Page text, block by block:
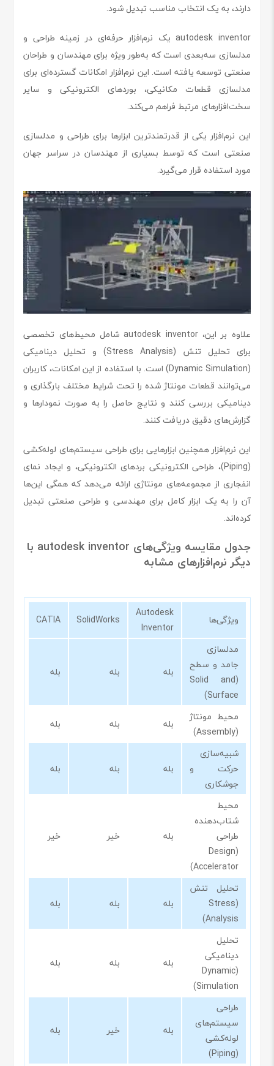
دارند، به یک انتخاب مناسب تبدیل شود.
autodesk inventor یک نرم‌افزار حرفه‌ای در زمینه طراحی و
مدلسازی سه‌بعدی است که به‌طور ویژه برای مهندسان و طراحان
صنعتی توسعه یافته است. این نرم‌افزار امکانات گسترده‌ای برای
مدلسازی قطعات مکانیکی، بوردهای الکترونیکی و سایر
سخت‌افزارهای مرتبط فراهم می‌کند.
این نرم‌افزار یکی از قدرتمندترین ابزارها برای طراحی و مدلسازی
صنعتی است که توسط بسیاری از مهندسان در سراسر جهان
مورد استفاده قرار می‌گیرد.
علاوه بر این، autodesk inventor شامل محیط‌های تخصصی
برای تحلیل تنش (Stress Analysis) و تحلیل دینامیکی
(Dynamic Simulation) است. با استفاده از این امکانات، کاربران
می‌توانند قطعات مونتاژ شده را تحت شرایط مختلف بارگذاری و
دینامیکی بررسی کنند و نتایج حاصل را به صورت نمودارها و
گزارش‌های دقیق دریافت کنند.
این نرم‌افزار همچنین ابزارهایی برای طراحی سیستم‌های لوله‌کشی
(Piping)، طراحی الکترونیکی بردهای الکترونیکی، و ایجاد نمای
انفجاری از مجموعه‌های مونتاژی ارائه می‌دهد که همگی این‌ها
آن را به یک ابزار کامل برای مهندسی و طراحی صنعتی تبدیل
کرده‌اند.
جدول مقایسه ویژگی‌های autodesk inventor با
دیگر نرم‌افزارهای مشابه
ویژگی‌ها
Autodesk
Inventor
SolidWorks
CATIA
مدلسازی
جامد و سطح
(Solid and
Surface)
بله بله بله
محیط مونتاژ
(Assembly)
بله بله
بله
شبیه‌سازی
حرکت و
جوشکاری
بله بله بله
محیط
شتاب‌دهنده
طراحی
(Design
Accelerator)
بله خیر خیر
تحلیل تنش
(Stress
Analysis)
بله بله بله
تحلیل
دینامیکی
(Dynamic
Simulation)
بله بله بله
طراحی
سیستم‌های
لوله‌کشی
(Piping)
بله خیر بله